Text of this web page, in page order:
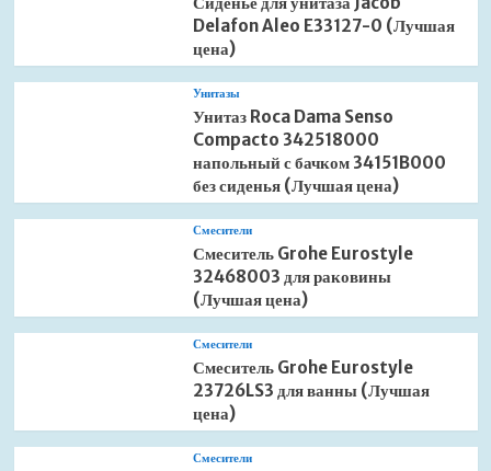
Delafon Aleo E33127-0 (Лучшая
цена)
Унитазы
Унитаз Roca Dama Senso
Compacto 342518000
напольный с бачком 34151B000
без сиденья (Лучшая цена)
Смесители
Смеситель Grohe Eurostyle
32468003 для раковины
(Лучшая цена)
Смесители
Смеситель Grohe Eurostyle
23726LS3 для ванны (Лучшая
цена)
Смесители